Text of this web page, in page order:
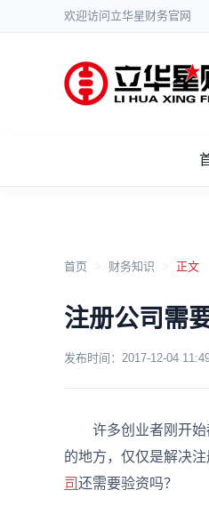
欢迎访问立华星财务官网
首页 财务知识 正文
注册公司需
发布时间： 2017-12-04
许多创业者刚开始
的地方，仅仅是解决
司还需要验资吗？